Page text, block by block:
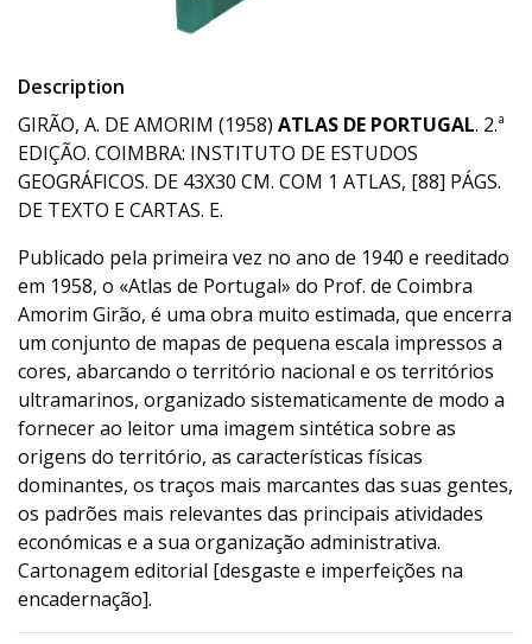
Description
GIRÃO, A. DE AMORIM (1958) ATLAS DE PORTUGAL. 2.ª
EDIÇÃO. COIMBRA: INSTITUTO DE ESTUDOS
GEOGRÁFICOS. DE 43X30 CM. COM 1 ATLAS, [88] PÁGS.
DE TEXTO E CARTAS. E.
Publicado pela primeira vez no ano de 1940 e reeditado
em 1958, o «Atlas de Portugal» do Prof. de Coimbra
Amorim Girão, é uma obra muito estimada, que encerra
um conjunto de mapas de pequena escala impressos a
cores, abarcando o território nacional e os territórios
ultramarinos, organizado sistematicamente de modo a
fornecer ao leitor uma imagem sintética sobre as
origens do território, as características físicas
dominantes, os traços mais marcantes das suas gentes,
os padrões mais relevantes das principais atividades
económicas e a sua organização administrativa.
Cartonagem editorial [desgaste e imperfeições na
encadernação].